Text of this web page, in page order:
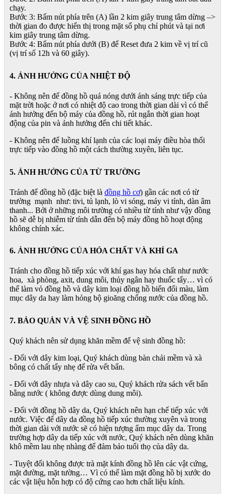
chạy.
Bước 3: Bấm nút phía trên (A) lần 2 kim giây trung tâm dừng –>
thời gian đo được hiển thị trong mặt số phụ chỉ phút và tại nơi
kim giây trung tâm dừng.
Bước 4: Bấm nút phía dưới (B) để Reset đưa 2 kim về vị trí cũ
(vị trí số 12h và 60 giây).
4. ẢNH HƯỞNG CỦA NHIỆT ĐỘ
- Không nên để đồng hồ quá nóng dưới ánh sáng trực tiếp của
mặt trời hoặc ở nơi có nhiệt độ cao trong thời gian dài vì có thể
ảnh hưởng đến bộ máy của đồng hồ, rút ngắn thời gian hoạt
động của pin và ảnh hưởng đến chi tiết khác.
- Không nên để luồng khí lạnh của các loại máy điều hòa thổi
trực tiếp vào đồng hồ một cách thường xuyên, liên tục.
5. ẢNH HƯỞNG CỦA TỪ TRƯỜNG
Tránh để đồng hồ (đặc biệt là đồng hồ cơ) gần các nơi có từ
trường mạnh như: tivi, tủ lạnh, lò vi sóng, máy vi tính, dàn âm
thanh... Bởi ở những môi trường có nhiều từ tính như vậy đồng
hồ sẽ dễ bị nhiễm từ tính dẫn đến bộ máy đồng hồ hoạt động
không chính xác.
6. ẢNH HƯỞNG CỦA HÓA CHẤT VÀ KHÍ GA
Tránh cho đồng hồ tiếp xúc với khí gas hay hóa chất như nước
hoa, xà phòng, axit, dung môi, thủy ngân hay thuốc tẩy… vì có
thể làm vỏ đồng hồ và dây kim loại đồng hồ biến đổi màu, làm
mục dây da hay làm hỏng bộ gioăng chống nước của đồng hồ.
7. BẢO QUẢN VÀ VỆ SINH ĐỒNG HỒ
Quý khách nên sử dụng khăn mềm để vệ sinh đồng hồ:
- Đối với dây kim loại, Quý khách dùng bàn chải mềm và xà
bông có chất tẩy nhẹ để rửa vết bẩn.
- Đối với dây nhựa và dây cao su, Quý khách rửa sách vết bẩn
bằng nước ( không được dùng dung môi).
- Đối với đồng hồ dây da, Quý khách nên hạn chế tiếp xúc với
nước. Việc để dây da đồng hồ tiếp xúc thường xuyên và trong
thời gian dài với nước sẽ có hiện tượng ẩm mục dây da. Trong
trường hợp dây da tiếp xúc với nước, Quý khách nên dùng khăn
khô mềm lau nhẹ nhàng để đảm bảo tuổi thọ của dây da.
- Tuyệt đối không được trà mặt kính đồng hồ lên các vật cứng,
mặt đường, mặt tường… Vì có thể làm mặt đồng hồ bị xước do
các vật liệu hỗn hợp có độ cứng cao hơn chất liệu kính.